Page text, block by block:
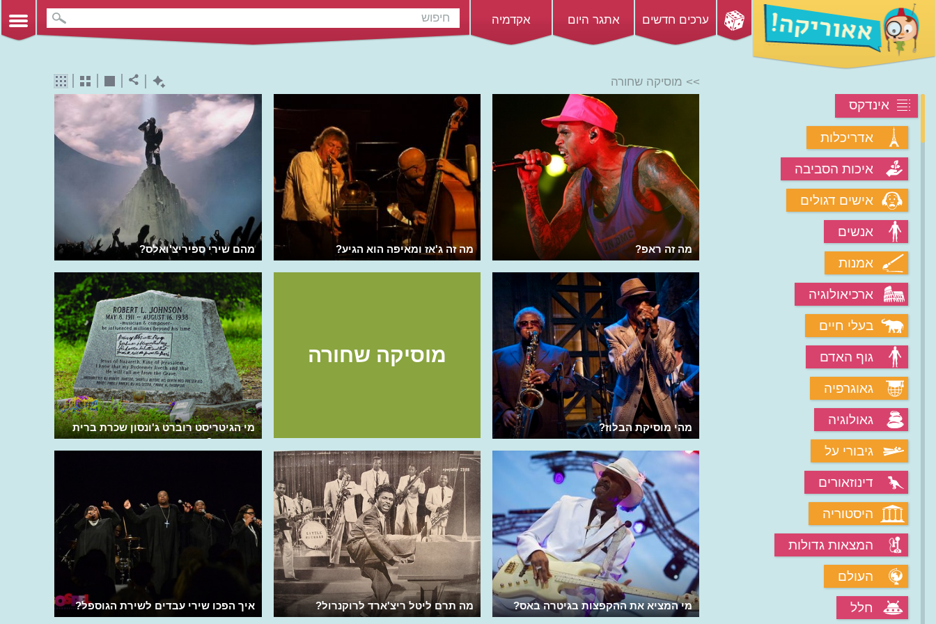
ערכים חדשים אתגר היום אקדמיה
אינדקס
אדריכלות
איכות הסביבה
אישים דגולים
אנשים
אמנות
ארכיאולוגיה
בעלי חיים
גוף האדם
גאוגרפיה
גאולוגיה
גיבורי על
דינוזאורים
היסטוריה
המצאות גדולות
העולם
חלל
>> מוסיקה שחורה
מהם שירי ספיריצ'ואלס? מה זה ג'אז ומאיפה הוא הגיע? מה זה ראפ?
מי הגיטריסט רוברט ג'ונסון שכרת ברית
עם השטן?
מוסיקה שחורה
מהי מוסיקת הבלוז?
איך הפכו שירי עבדים לשירת הגוספל? מה תרם ליטל ריצ'ארד לרוקנרול? מי המציא את ההקפצות בגיטרה באס?
מה היה מיוחד במוסיקת ה-Fאנק?
מאיפה אהבת המוסיקה של ג'מייקה?
איך נולד הראפ?